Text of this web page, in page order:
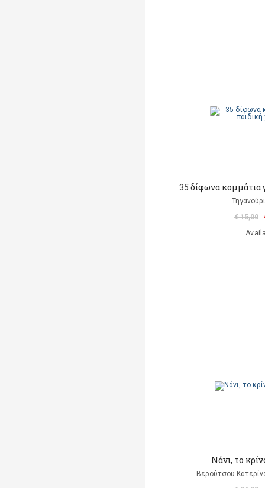
35 δίφωνα κομμάτια
€ 15,00
Νάνι, το
Βερούτσου